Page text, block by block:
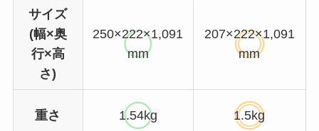
サイズ
(幅×奥
行×高
さ)
250×222×1,091
mm
207×222×1,091
mm
重さ 1.54kg 1.5kg